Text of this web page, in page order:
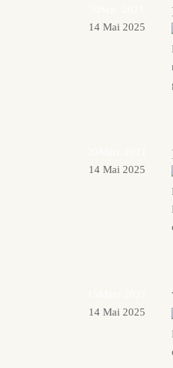
14 Mai 2025
14 Mai 2025
14 Mai 2025